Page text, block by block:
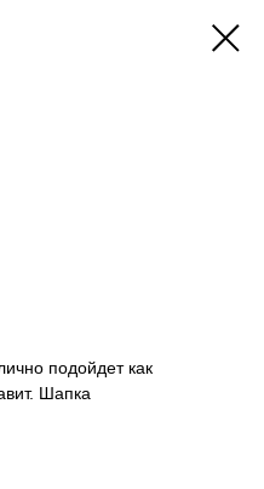
подойдет как
Шапка